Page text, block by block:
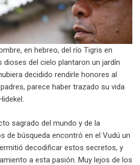
en hebreo, del río Tigris en
dioses del cielo plantaron un jardín
decidido rendirle honores al
parece haber trazado su vida
sagrado del mundo y de la
de búsqueda encontró en el Vudú un
decodificar estos secretos, y
a esta pasión. Muy lejos de los